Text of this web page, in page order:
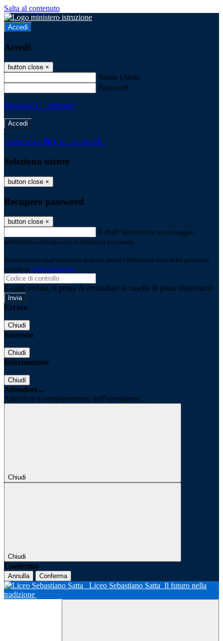
Salta al contenuto
Accedi
Accedi
button close ×
Nome Utente
Password
Password dimenticata?
-
Entra con SPID Entra con CIE
Seleziona utente
button close ×
Recupero password
button close ×
E-mail Verrà inviato un messaggio
all'indirizzo indicato con le istruzioni necessarie.
Non hai una e-mail associata al nome utente? Effettua il reset della password
tramite la Login Spaggiari
E-mail inviata, si prega di controllare la casella di posta elettronica!
Errore
Chiudi
Successo
Chiudi
Informazione
Chiudi
Attendere...
Attendere il completamento dell'operazione...
Chiudi
Chiudi
Conferma
Annulla Conferma
Liceo Sebastiano Satta Il futuro nella
tradizione